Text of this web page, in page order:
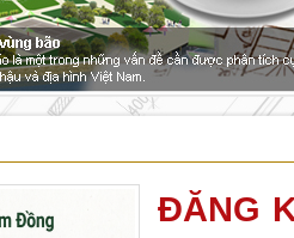
ĐĂNG